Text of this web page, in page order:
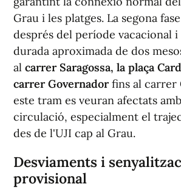
Grau i les platges. La segona
després del període vacacional
durada aproximada de dos
al carrer Saragossa, la plaça
carrer Governadorfins al carrer
este tram es veuran afectats
circulació, especialment el
des de l'UJI cap al Grau.
Desviaments i
provisional